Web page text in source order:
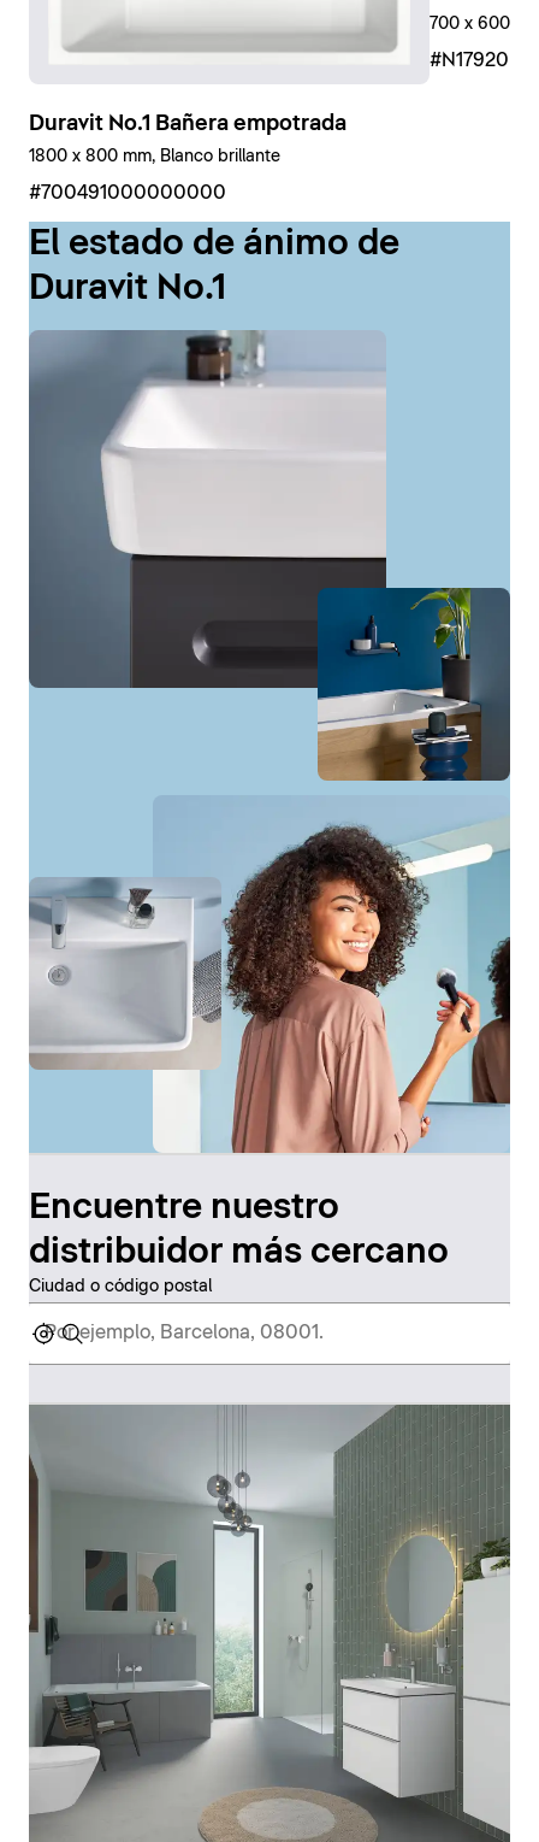
Duravit No.1 Bañera empotrada
1800 x 800 mm, Blanco brillante
#700491000000000
700 x 600
El estado de ánimo de
Duravit No.1
Encuentre nuestro
distribuidor más cercano
Ciudad o código postal